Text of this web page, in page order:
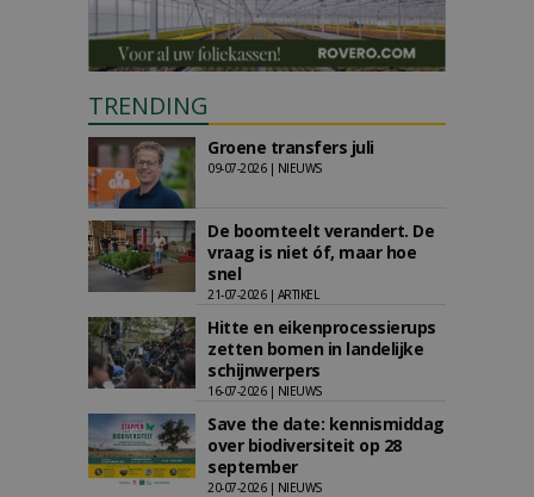
TRENDING
Groene transfers juli
09-07-2026 | NIEUWS
De boomteelt verandert. De
vraag is niet óf, maar hoe
snel
21-07-2026 | ARTIKEL
Hitte en eikenprocessierups
zetten bomen in landelijke
schijnwerpers
16-07-2026 | NIEUWS
Save the date: kennismiddag
over biodiversiteit op 28
september
20-07-2026 | NIEUWS